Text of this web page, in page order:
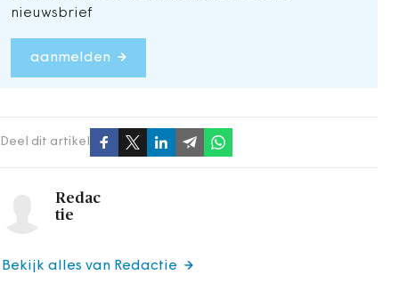
nieuwsbrief
aanmelden
Deel dit artikel
Redac
tie
Bekijk alles van Redactie